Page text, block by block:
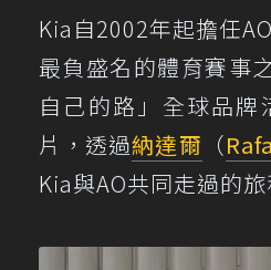
Kia自2002年起擔任
最負盛名的體育賽事
自己的路」全球品
片，透過納達爾 （
Kia與AO共同走過的旅